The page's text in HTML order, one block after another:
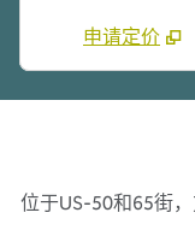
申请定价
位于US-50和65街